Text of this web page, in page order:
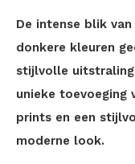
De intense blik
donkere kleuren
stijlvolle
unieke toevoeging
prints en een
moderne look.